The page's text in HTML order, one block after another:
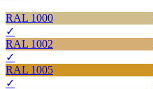
RAL 1000
✓
RAL 1002
✓
RAL 1005
✓